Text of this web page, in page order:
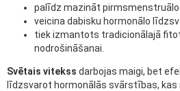
palīdz mazināt
veicina dabisku hormonālo
tiek izmantots tradicionālajā
nodrošināšanai.
Svētais vitekss darbojas maigi, bet
līdzsvarot hormonālās svārstības, kas